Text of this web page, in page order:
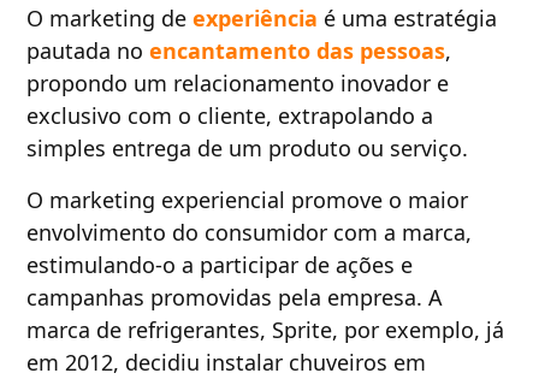
O marketing deexperiência é uma estratégia
pautada noencantamento das pessoas,
propondo um relacionamento inovador e
exclusivo com o cliente, extrapolando a
simples entrega de um produto ou serviço.
O marketing experiencial promove o maior
envolvimento do consumidor com a marca,
estimulando-o a participar de ações e
campanhas promovidas pela empresa. A
marca de refrigerantes, Sprite, por exemplo, já
em 2012, decidiu instalar chuveiros em